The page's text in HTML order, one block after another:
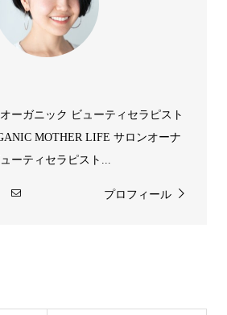
ーガニック ビューティセラピスト
MOTHER LIFE サロンオーナ
ーティセラピスト...
プロフィール